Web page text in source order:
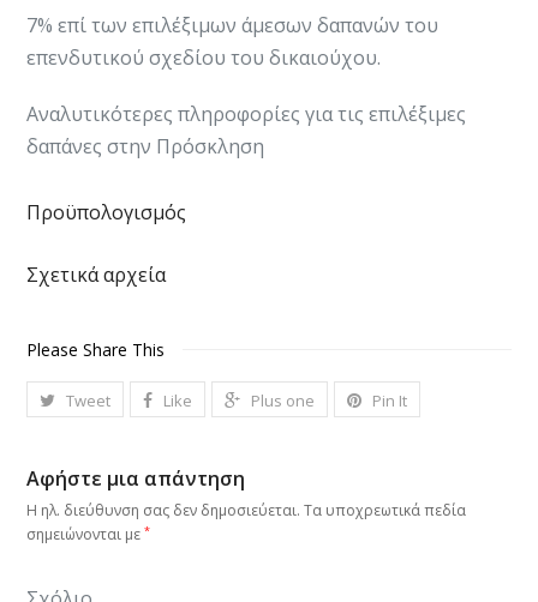
7% επί των επιλέξιμων άμεσων δαπανών του
επενδυτικού σχεδίου του δικαιούχου.
Αναλυτικότερες πληροφορίες για τις επιλέξιμες
δαπάνες στην Πρόσκληση
Προϋπολογισμός
Σχετικά αρχεία
Please Share This
Tweet Like Plus one Pin It
Αφήστε μια απάντηση
Η ηλ. διεύθυνση σας δεν δημοσιεύεται. Τα υποχρεωτικά πεδία
σημειώνονται με*